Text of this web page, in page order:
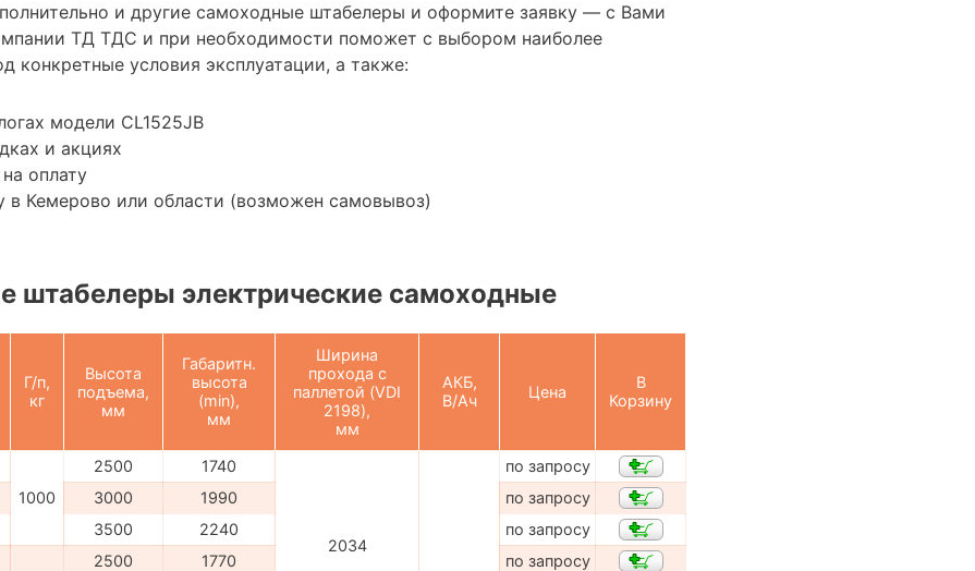
и другие самоходные штабелеры и оформите заявку — с Вами
ТД ТДС и при необходимости поможет с выбором наиболее
конкретные условия эксплуатации, а также:
модели CL1525JB
и акциях
оплату
в Кемерово или области (возможен самовывоз)
штабелеры электрические самоходные
Г/п,
кг
Высота
подъема,
мм
Габаритн.
высота
(min),
мм
Ширина
прохода с
паллетой (VDI
2198),
мм
АКБ,
В/Ач
Цена
В
Корзину
1000
2500 1740
2034
по запросу
3000 1990
по запросу
3500 2240
по запросу
2500 1770
по запросу